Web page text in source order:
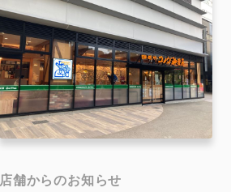
店舗からのお知らせ